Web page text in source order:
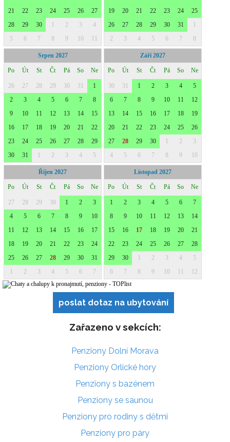
poslat dotaz na ubytování
Zařazeno v sekcích:
Penziony Dolní Morava
Penziony Orlické hory
Penziony s bazénem
Penziony se saunou
Penziony pro rodiny s dětmi
Penziony pro páry